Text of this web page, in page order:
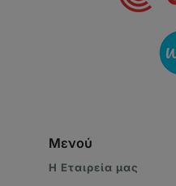
Μενού
Η Eταιρεία μας